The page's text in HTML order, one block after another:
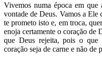
Vivemos numa época em que
vontade de Deus. Vamos a Ele
te prometo isto e, em troca,
enoja certamente o coração de
que Deus rejeita, pois o que
coração seja de carne e não de